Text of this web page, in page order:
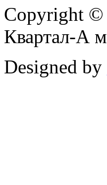
Copyright ©
Квартал-А
Designed by